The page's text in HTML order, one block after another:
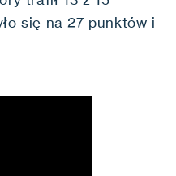
się na 27 punktów i